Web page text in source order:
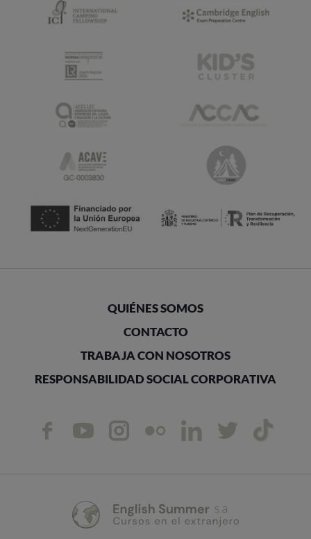
QUIÉNES SOMOS
CONTACTO
TRABAJA CON NOSOTROS
RESPONSABILIDAD SOCIAL CORPORATIVA